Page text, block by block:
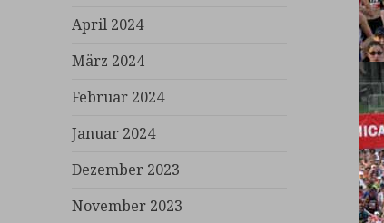
April 2024
März 2024
Februar 2024
Januar 2024
Dezember 2023
November 2023